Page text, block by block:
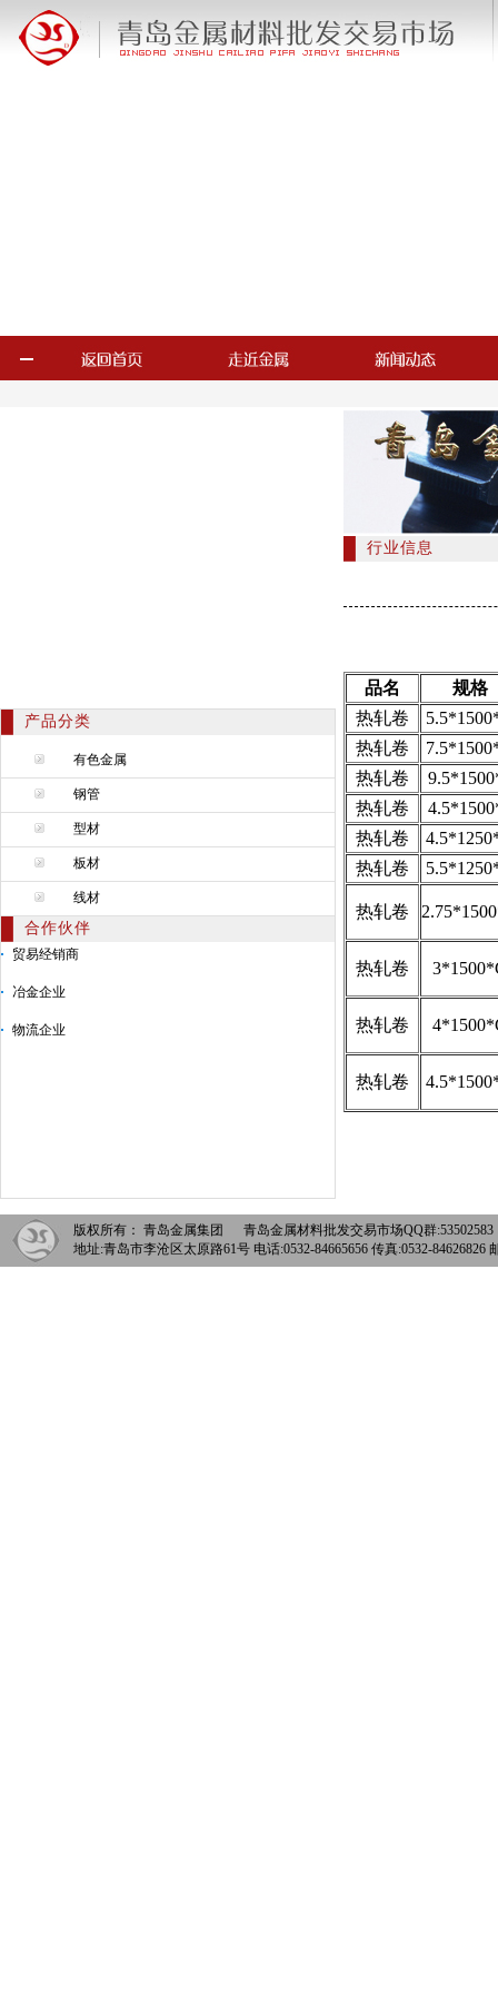
产品分类
有色金属
钢管
型材
板材
线材
合作伙伴
贸易经销商
冶金企业
物流企业
行业信息
品名
规格
热轧卷
热轧卷
热轧卷
热轧卷
热轧卷
热轧卷
热轧卷
热轧卷
热轧卷
热轧卷
版权所有： 青岛金属集团 青岛金属材料批发交易市场QQ群
地址:青岛市李沧区太原路61号 电话:0532-84665656 传真:0532-84626826